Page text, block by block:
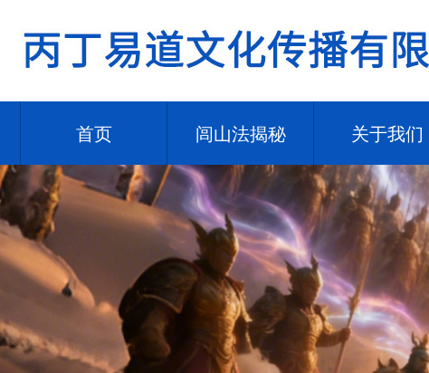
首页 闾山法揭秘 关于我们